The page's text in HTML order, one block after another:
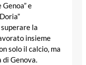
e
la
insieme
solo il calcio, ma
Genova.